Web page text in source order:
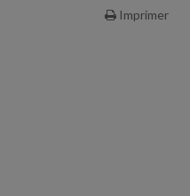
Imprimer